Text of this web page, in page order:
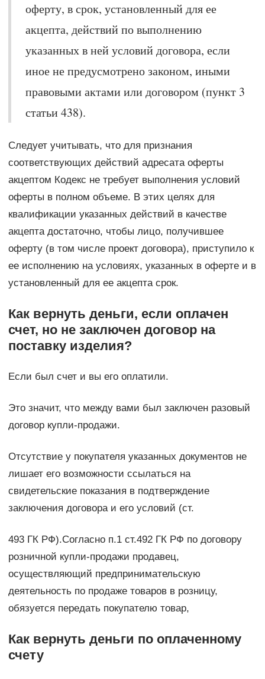
оферту, в срок, установленный для ее
акцепта, действий по выполнению
указанных в ней условий договора, если
иное не предусмотрено законом, иными
правовыми актами или договором (пункт 3
статьи 438).
Следует учитывать, что для признания
соответствующих действий адресата оферты
акцептом Кодекс не требует выполнения условий
оферты в полном объеме. В этих целях для
квалификации указанных действий в качестве
акцепта достаточно, чтобы лицо, получившее
оферту (в том числе проект договора), приступило к
ее исполнению на условиях, указанных в оферте и в
установленный для ее акцепта срок.
Как вернуть деньги, если оплачен
счет, но не заключен договор на
поставку изделия?
Если был счет и вы его оплатили.
Это значит, что между вами был заключен разовый
договор купли-продажи.
Отсутствие у покупателя указанных документов не
лишает его возможности ссылаться на
свидетельские показания в подтверждение
заключения договора и его условий (ст.
493 ГК РФ).Согласно п.1 ст.492 ГК РФ по договору
розничной купли-продажи продавец,
осуществляющий предпринимательскую
деятельность по продаже товаров в розницу,
обязуется передать покупателю товар,
Как вернуть деньги по оплаченному
счету